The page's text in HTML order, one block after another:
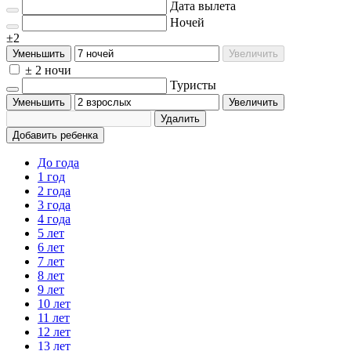
Дата вылета
Ночей
±2
Уменьшить Увеличить
± 2 ночи
Туристы
Уменьшить
Увеличить
Удалить
Добавить ребенка
До года
1 год
2 года
3 года
4 года
5 лет
6 лет
7 лет
8 лет
9 лет
10 лет
11 лет
12 лет
13 лет